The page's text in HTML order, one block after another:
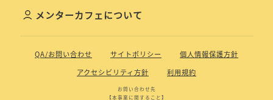
メンターカフェについて
QA/お問い合わせ サイトポリシー
個人情報保護方針
アクセシビリティ方針
利用規約
お問い合わせ先
【本事業に関すること】